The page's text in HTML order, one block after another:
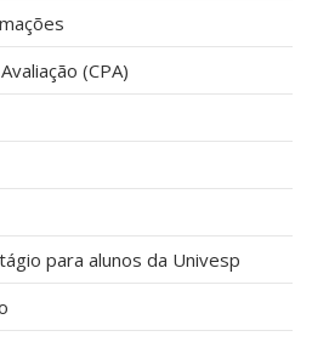
(CPA)
para alunos da Univesp